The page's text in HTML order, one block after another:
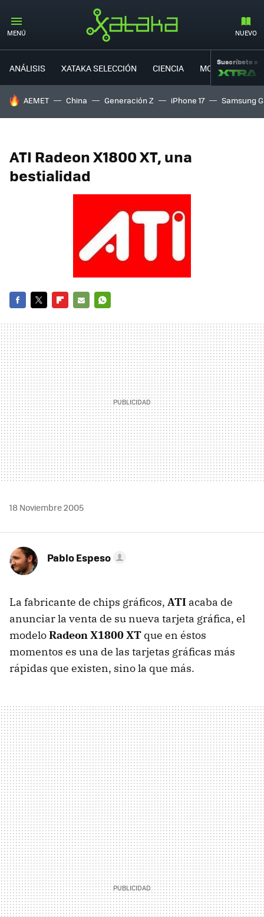
MENÚ NUEVO
ANÁLISIS XATAKA SELECCIÓN CIENCIA MOVILIDAD
Suscríbete a
HOY SE HABLA DE
AEMET China Generación Z iPhone 17 Samsung
ATI Radeon X1800 XT, una
bestialidad
MAIL
18 Noviembre 2005
Pablo Espeso
La fabricante de chips gráficos, ATI acaba de
anunciar la venta de su nueva tarjeta gráfica, el
modeloRadeon X1800 XT que en éstos
momentos es una de las tarjetas gráficas más
rápidas que existen, sino la que más.